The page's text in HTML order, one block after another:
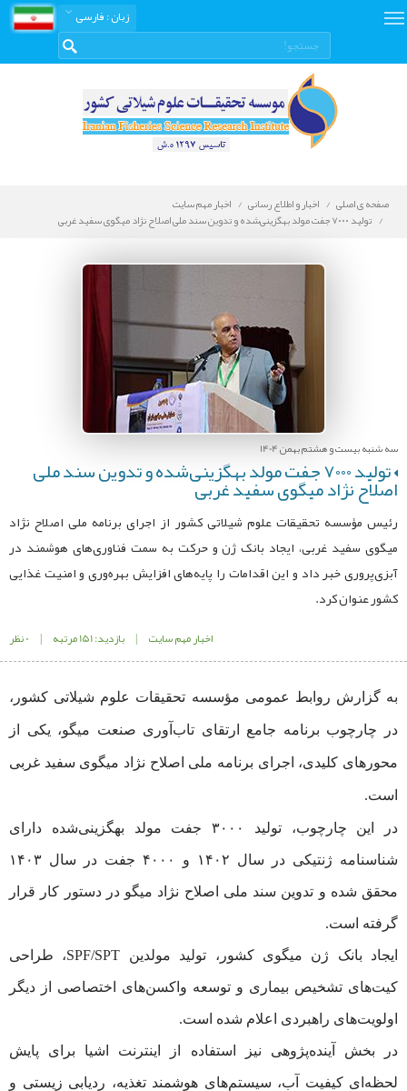
زبان: فارسی
صفحه ی اصلی اخبار و اطلاع رسانی
اخبار مهم سایت
تولید ۷۰۰۰ جفت مولد بهگزینی‌شده و تدوین سند ملی اصلاح نژاد میگوی سفید غربی
سه شنبه بیست و هشتم بهمن 1404
تولید ۷۰۰۰ جفت مولد بهگزینی‌شده و تدوین سند ملی
اصلاح نژاد میگوی سفید غربی
رئیس مؤسسه تحقیقات علوم شیلاتی کشور از اجرای برنامه ملی اصلاح نژاد
میگوی سفید غربی، ایجاد بانک ژن و حرکت به سمت فناوری‌های هوشمند در
آبزی‌پروری خبر داد و این اقدامات را پایه‌های افزایش بهره‌وری و امنیت غذایی
کشور عنوان کرد.
اخبار مهم سایت | بازدید: 151 مرتبه | 0 نظر
به گزارش روابط عمومی مؤسسه تحقیقات علوم شیلاتی کشور،
در چارچوب برنامه جامع ارتقای تاب‌آوری صنعت میگو، یکی از
محورهای کلیدی، اجرای برنامه ملی اصلاح نژاد میگوی سفید غربی
است.
در این چارچوب، تولید ۳۰۰۰ جفت مولد بهگزینی‌شده دارای
شناسنامه ژنتیکی در سال ۱۴۰۲ و ۴۰۰۰ جفت در سال ۱۴۰۳
محقق شده و تدوین سند ملی اصلاح نژاد میگو در دستور کار قرار
گرفته است.
ایجاد بانک ژن میگوی کشور، تولید مولدین SPF/SPT، طراحی
کیت‌های تشخیص بیماری و توسعه واکسن‌های اختصاصی از دیگر
اولویت‌های راهبردی اعلام شده است.
در بخش آینده‌پژوهی نیز استفاده از اینترنت اشیا برای پایش
لحظه‌ای کیفیت آب، سیستم‌های هوشمند تغذیه، ردیابی زیستی و